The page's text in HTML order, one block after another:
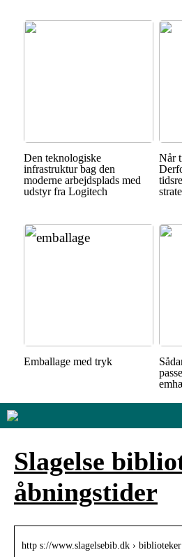
Den teknologiske
infrastruktur bag den
moderne arbejdsplads med
udstyr fra Logitech
Når
Emballage med tryk
Slagelse
åbningstider
http s://www.slagelsebib.dk › biblioteker